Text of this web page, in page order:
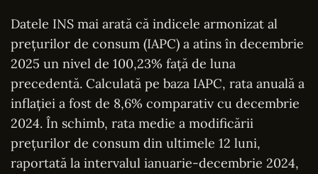
Datele INS mai arată că indicele armonizat al
prețurilor de consum (IAPC) a atins în decembrie
2025 un nivel de 100,23% față de luna
precedentă. Calculată pe baza IAPC, rata anuală a
inflației a fost de 8,6% comparativ cu decembrie
2024. În schimb, rata medie a modificării
prețurilor de consum din ultimele 12 luni,
raportată la intervalul ianuarie-decembrie 2024,